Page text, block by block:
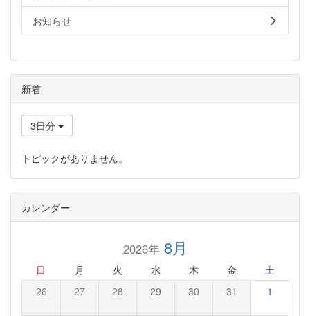
お知らせ
新着
3日分
トピックがありません。
カレンダー
2026年8月
日 月 火 水 木 金 土
26 27 28 29 30 31 1